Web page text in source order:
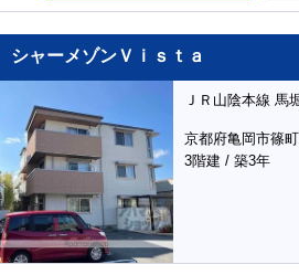
シャーメゾンＶｉｓｔａ
ＪＲ山陰本線 馬
京都府亀岡市篠
3階建 / 築3年